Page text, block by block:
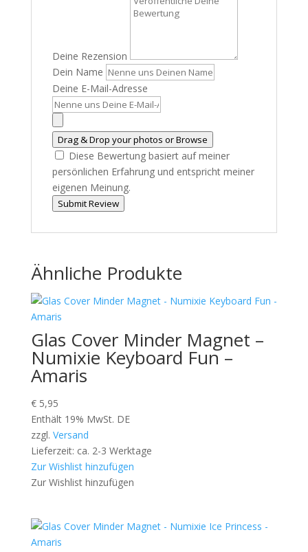
Deine Rezension
Dein Name
Deine E-Mail-Adresse
Drag & Drop your photos orBrowse
Diese Bewertung basiert auf meiner
persönlichen Erfahrung und entspricht meiner
eigenen Meinung.
Submit Review
Ähnliche Produkte
Glas Cover Minder Magnet –
Numixie Keyboard Fun –
Amaris
€5,95
Enthält 19% MwSt. DE
zzgl. Versand
Lieferzeit: ca. 2-3 Werktage
Zur Wishlist hinzufügen
Zur Wishlist hinzufügen